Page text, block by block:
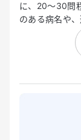
に、20〜30問
のある病名や